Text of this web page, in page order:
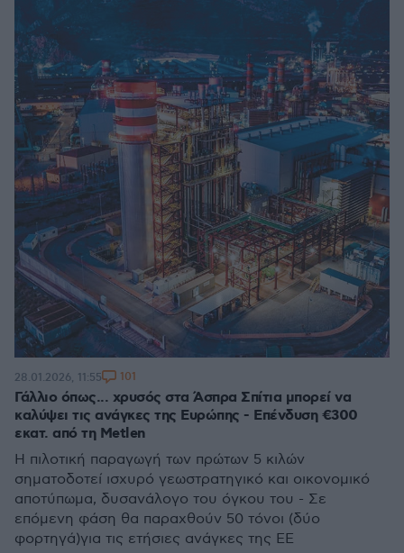
Γάλλιο όπως... χρυσός στα Άσπρα Σπίτια μπορεί να
καλύψει τις ανάγκες της Ευρώπης - Επένδυση €300
εκατ. από τη Metlen
Η πιλοτική παραγωγή των πρώτων 5 κιλών
σηματοδοτεί ισχυρό γεωστρατηγικό και οικονομικό
αποτύπωμα, δυσανάλογο του όγκου του - Σε
επόμενη φάση θα παραχθούν 50 τόνοι (δύο
φορτηγά)για τις ετήσιες ανάγκες της ΕΕ
28.01.2026, 11:55 101